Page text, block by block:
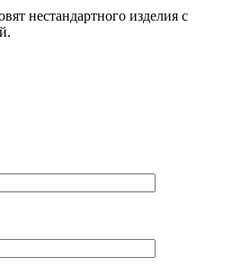
нестандартного изделия с